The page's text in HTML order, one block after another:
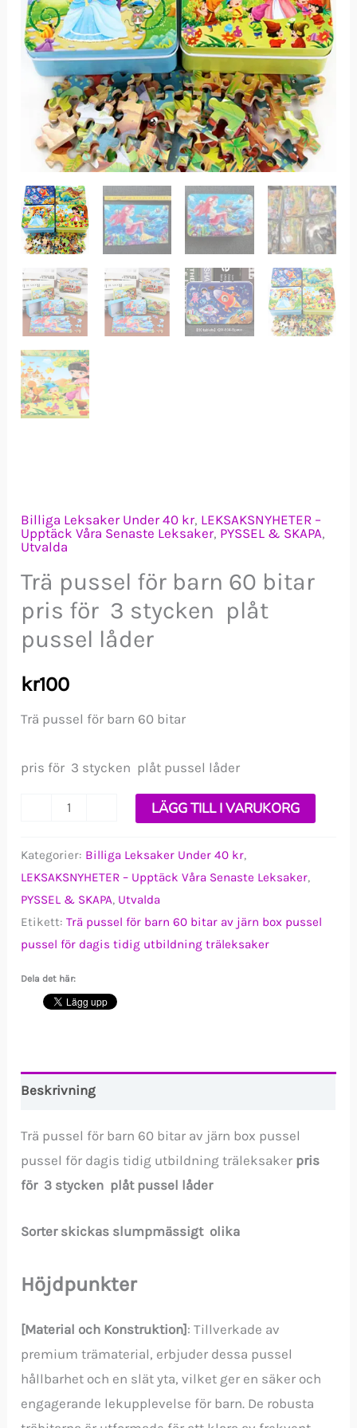
Billiga Leksaker Under 40 kr, LEKSAKSNYHETER –
Upptäck Våra Senaste Leksaker, PYSSEL & SKAPA,
Utvalda
Trä pussel för barn 60 bitar
pris för 3 stycken plåt
pussel låder
kr100
Trä pussel för barn 60 bitar
pris för 3 stycken plåt pussel låder
för
barn
60
bitar
pris
för
pussel
låder
LÄGG TILL I VARUKORG
Kategorier: Billiga Leksaker Under 40 kr,
LEKSAKSNYHETER – Upptäck Våra Senaste Leksaker,
PYSSEL & SKAPA, Utvalda
Etikett:Trä pussel för barn 60 bitar av järn box pussel
pussel för dagis tidig utbildning träleksaker
Dela det här:
Beskrivning
Trä pussel för barn 60 bitar av järn box pussel
pussel för dagis tidig utbildning träleksaker pris
för 3 stycken plåt pussel låder
Sorter skickas slumpmässigt olika
Höjdpunkter
[Material och Konstruktion] : Tillverkade av
premium trämaterial, erbjuder dessa pussel
hållbarhet och en slät yta, vilket ger en säker och
engagerande lekupplevelse för barn. De robusta